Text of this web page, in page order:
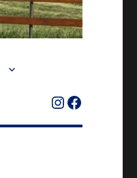
Instagram
Facebook